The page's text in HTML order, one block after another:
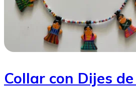
Collar con Dijes